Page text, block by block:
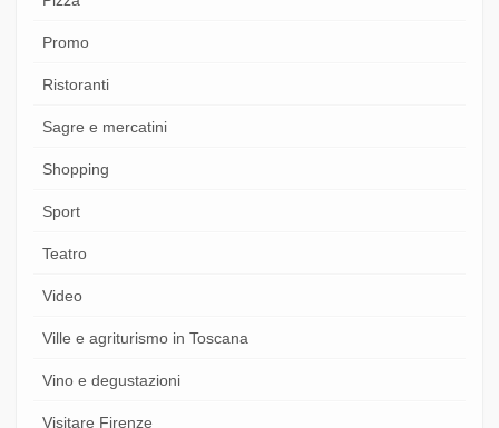
Promo
Ristoranti
Sagre e mercatini
Shopping
Sport
Teatro
Video
Ville e agriturismo in Toscana
Vino e degustazioni
Visitare Firenze